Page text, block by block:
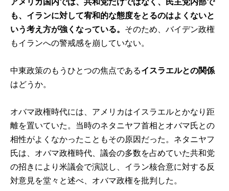
も、イランに対して宥和的な態度をとるのはよくないと
いう考え方が強くなっている。 そのため、バイデン政権
もイランへの警戒感を崩していない。
中東政策のもうひとつの焦点であるイスラエルとの関係
はどうか。
オバマ政権時代には、アメリカはイスラエルとかなり距
離を置いていた。当時のネタニヤフ首相とオバマ氏との
相性がよくなかったこともその原因だった。ネタニヤフ
氏は、オバマ政権時代、議会の多数を占めていた共和党
の招きにより米議会で演説し、イラン核合意に対する反
対意見を堂々と述べ、オバマ政権を批判した。